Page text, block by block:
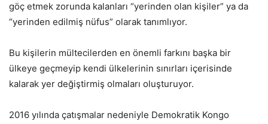
göç etmek zorunda kalanları “yerinden olan kişiler” ya da
“yerinden edilmiş nüfus” olarak tanımlıyor.
Bu kişilerin mültecilerden en önemli farkını başka bir
ülkeye geçmeyip kendi ülkelerinin sınırları içerisinde
kalarak yer değiştirmiş olmaları oluşturuyor.
2016 yılında çatışmalar nedeniyle Demokratik Kongo